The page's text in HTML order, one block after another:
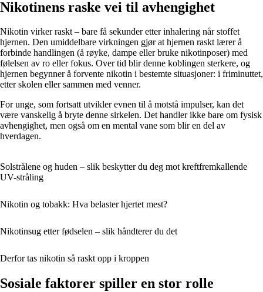
Nikotinens raske vei til avhengighet
Nikotin virker raskt – bare få sekunder etter inhalering når stoffet
hjernen. Den umiddelbare virkningen gjør at hjernen raskt lærer å
forbinde handlingen (å røyke, dampe eller bruke nikotinposer) med
følelsen av ro eller fokus. Over tid blir denne koblingen sterkere, og
hjernen begynner å forvente nikotin i bestemte situasjoner: i friminuttet,
etter skolen eller sammen med venner.
For unge, som fortsatt utvikler evnen til å motstå impulser, kan det
være vanskelig å bryte denne sirkelen. Det handler ikke bare om fysisk
avhengighet, men også om en mental vane som blir en del av
hverdagen.
Solstrålene og huden – slik beskytter du deg mot kreftfremkallende
UV-stråling
Nikotin og tobakk: Hva belaster hjertet mest?
Nikotinsug etter fødselen – slik håndterer du det
Derfor tas nikotin så raskt opp i kroppen
Sosiale faktorer spiller en stor rolle